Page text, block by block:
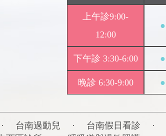
上午診9:00-
12:00
●
下午診 3:30-6:00 ●
晚診 6:30-9:00 ●
台南過動兒 · 台南假日看診 ·